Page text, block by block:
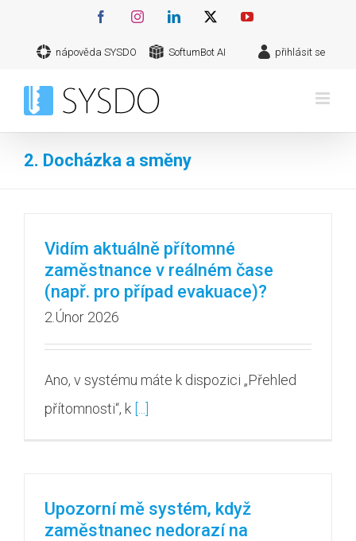
FacebookInstagramLinkedIn YouTube
nápověda SYSDO SoftumBot AI přihlásit se
2. Docházka a směny
Vidím aktuálně přítomné
zaměstnance v reálném čase
(např. pro případ evakuace)?
2.Únor 2026
Ano, v systému máte k dispozici „Přehled
přítomnosti“, k
Upozorní mě systém, když
zaměstnanec nedorazí na